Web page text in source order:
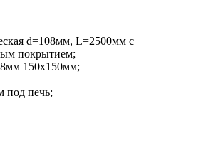
d=108мм, L=2500мм с
покрытием;
150x150мм;
под печь;